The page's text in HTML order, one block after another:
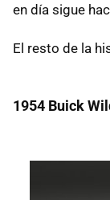
en día sigue
El resto de la
1954 Buick